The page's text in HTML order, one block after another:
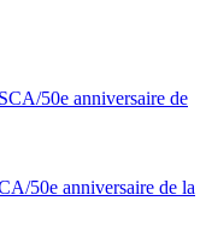
50e anniversaire de
50e anniversaire de la